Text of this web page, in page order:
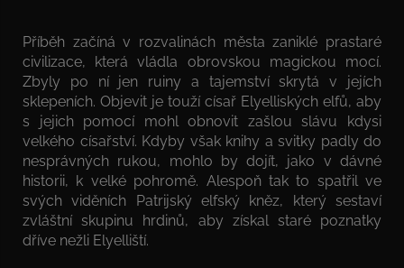
Příběh začíná v rozvalinách města zaniklé prastaré
civilizace, která vládla obrovskou magickou mocí.
Zbyly po ní jen ruiny a tajemství skrytá v jejích
sklepeních. Objevit je touží císař Elyelliských elfů, aby
s jejich pomocí mohl obnovit zašlou slávu kdysi
velkého císařství. Kdyby však knihy a svitky padly do
nesprávných rukou, mohlo by dojít, jako v dávné
historii, k velké pohromě. Alespoň tak to spatřil ve
svých viděních Patrijský elfský kněz, který sestaví
zvláštní skupinu hrdinů, aby získal staré poznatky
dříve nežli Elyelliští.